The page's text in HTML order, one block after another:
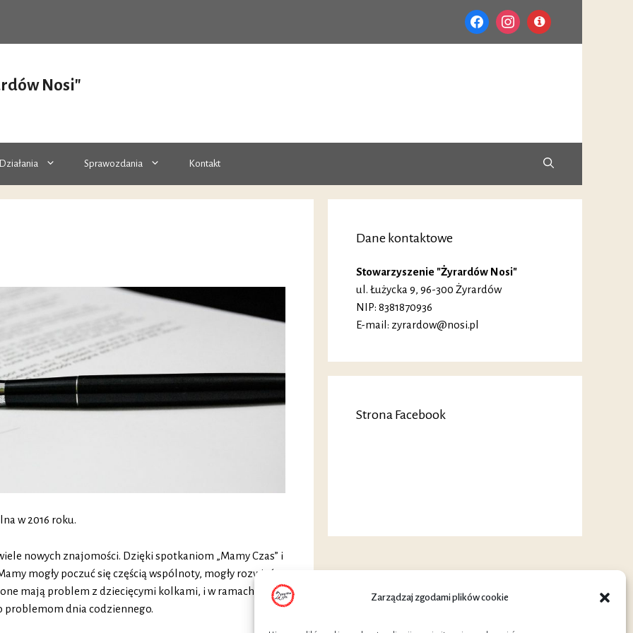
Zarządzaj zgodami plików cookie
facebookinstagraminfo-
circle
Nosi"
Działania Sprawozdania Kontakt
w 2016 roku.
nowych znajomości. Dzięki spotkaniom „Mamy Czas” i
mogły poczuć się częścią wspólnoty, mogły rozwiać
mają problem z dziecięcymi kolkami, i w ramach
problemom dnia codziennego.
Dane kontaktowe
Stowarzyszenie "Żyrardów Nosi"
ul. Łużycka 9, 96-300 Żyrardów
NIP: 8381870936
E-mail: zyrardow@nosi.pl
Strona Facebook